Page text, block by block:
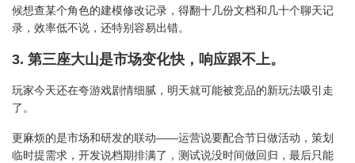
候想查某个角色的建模修改记录，得翻十几份文档和几十个聊天记
录，效率低不说，还特别容易出错。
3. 第三座大山是市场变化快，响应跟不上。
玩家今天还在夸游戏剧情细腻，明天就可能被竞品的新玩法吸引走
了。
更麻烦的是市场和研发的联动——运营说要配合节日做活动，策划
临时提需求，开发说档期排满了，测试说没时间做回归，最后只能